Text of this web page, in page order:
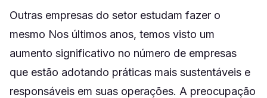
Outras empresas do setor estudam fazer o
mesmo Nos últimos anos, temos visto um
aumento significativo no número de empresas
que estão adotando práticas mais sustentáveis e
responsáveis em suas operações. A preocupação